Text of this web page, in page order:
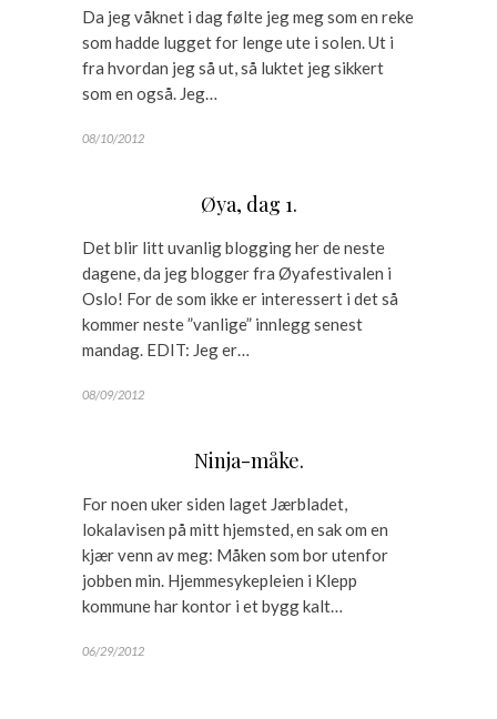
Da jeg våknet i dag følte jeg meg som en reke
som hadde lugget for lenge ute i solen. Ut i
fra hvordan jeg så ut, så luktet jeg sikkert
som en også. Jeg…
08/10/2012
Øya, dag 1.
Det blir litt uvanlig blogging her de neste
dagene, da jeg blogger fra Øyafestivalen i
Oslo! For de som ikke er interessert i det så
kommer neste ”vanlige” innlegg senest
mandag. EDIT: Jeg er…
08/09/2012
Ninja-måke.
For noen uker siden laget Jærbladet,
lokalavisen på mitt hjemsted, en sak om en
kjær venn av meg: Måken som bor utenfor
jobben min. Hjemmesykepleien i Klepp
kommune har kontor i et bygg kalt…
06/29/2012